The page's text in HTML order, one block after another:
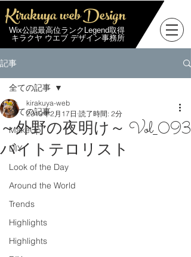
Kirakuya web Design
Wix公認最高位ランクLegend取得
キラクヤ ウエブ デザイン事務所
記事
全ての記事
MakeUp
DIY
Look of the Day
Around the World
Trends
Highlights
Highlights
全ての記事
～外野の夜明け～ Vol_093
バイトテロリスト
kirakuya-web
2019年2月17日 読了時間: 2分